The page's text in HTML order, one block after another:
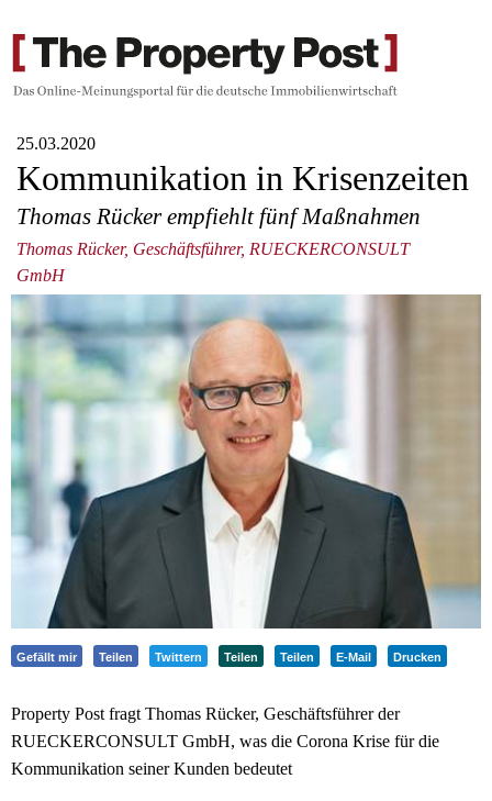
25.03.2020
Kommunikation in Krisenzeiten
Thomas Rücker empfiehlt fünf Maßnahmen
Thomas Rücker, Geschäftsführer, RUECKERCONSULT
GmbH
Gefällt mir Teilen Twittern Teilen Teilen E-Mail Drucken
Property Post fragt Thomas Rücker, Geschäftsführer der
RUECKERCONSULT GmbH, was die Corona Krise für die
Kommunikation seiner Kunden bedeutet